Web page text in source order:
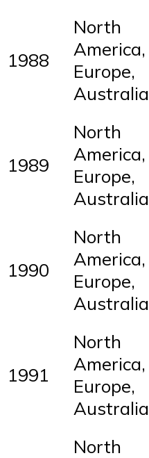
1988
North
America,
Europe,
Australia
1989
North
America,
Europe,
Australia
1990
North
America,
Europe,
Australia
1991
North
America,
Europe,
Australia
North